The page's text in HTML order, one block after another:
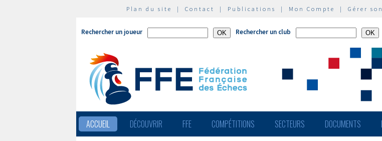
Plan du site | Contact | Publications | Mon Compte | Gérer
Rechercher un joueur Rechercher un club
ACCUEIL DÉCOUVRIR FFE COMPÉTITIONS SECTEURS DOCUMENTS